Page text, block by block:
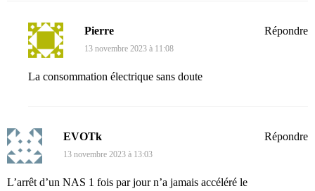
Pierre
13 novembre 2023 à 11:08
La consommation électrique sans doute
Répondre
EVOTk
13 novembre 2023 à 13:03
L’arrêt d’un NAS 1 fois par jour n’a jamais accéléré le
Répondre